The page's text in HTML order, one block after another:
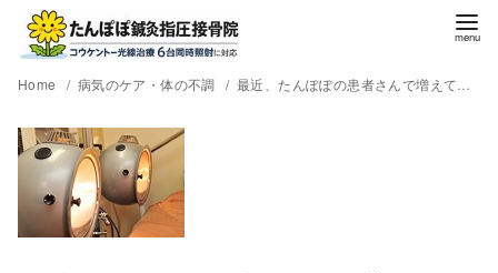
Home 病気のケア・体の不調 最近、たんぽぽの患者さんで増えている帯状疱疹のコウケントー光線療法